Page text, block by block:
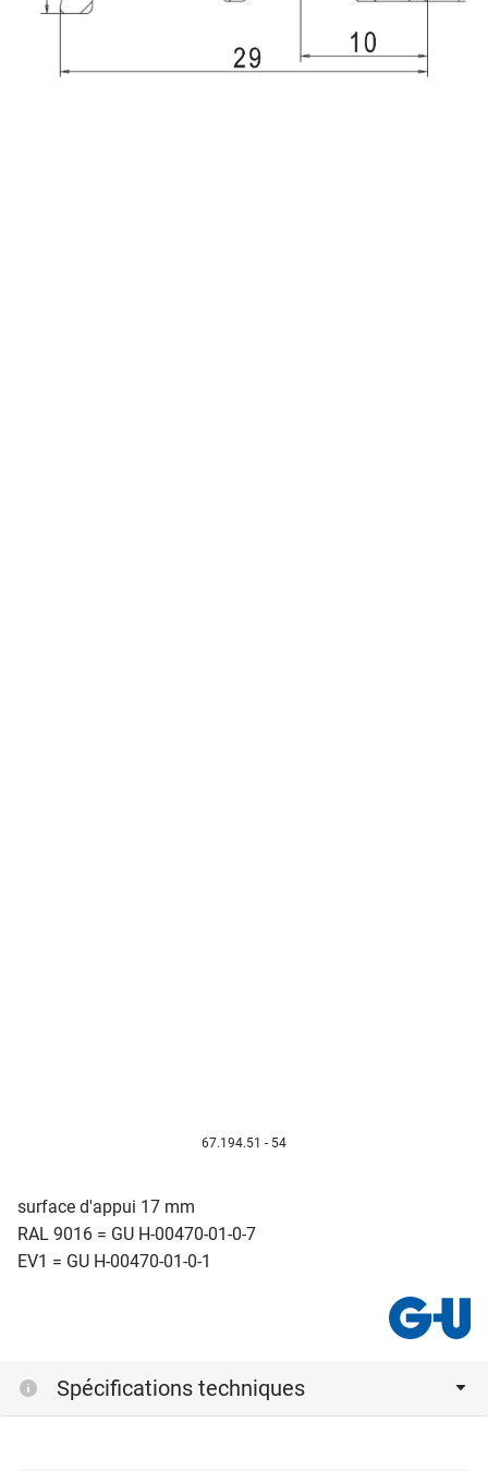
67.194.51 - 54
surface d'appui 17 mm
RAL 9016 = GU H-00470-01-0-7
EV1 = GU H-00470-01-0-1
Spécifications techniques